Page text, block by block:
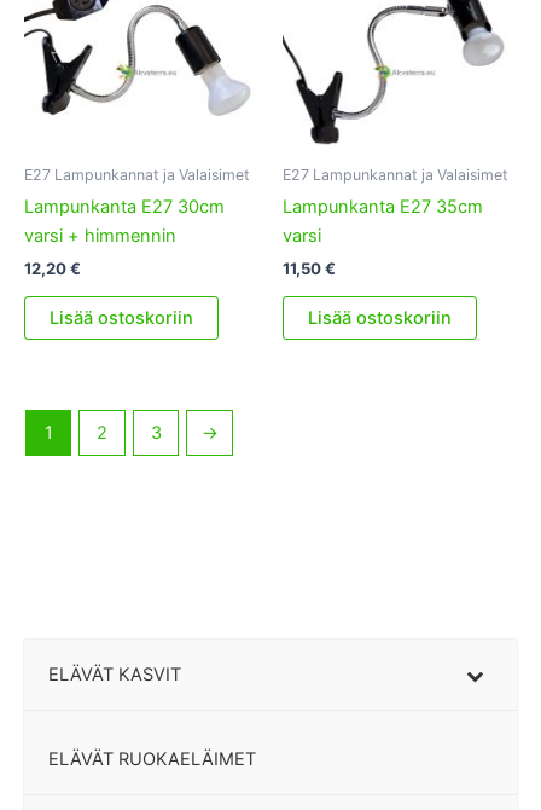
ELÄVÄT KASVIT
ELÄVÄT RUOKAELÄIMET
E27 Lampunkannat ja Valaisimet
Lampunkanta E27 30cm
varsi + himmennin
12,20€
Lisää ostoskoriin
E27 Lampunkannat ja Valaisimet
Lampunkanta E27 35cm
varsi
11,50€
Lisää ostoskoriin
1 2 3 →